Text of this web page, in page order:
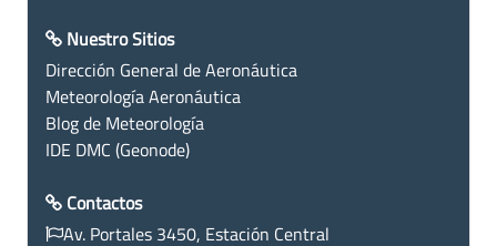
Nuestro Sitios
Dirección General de Aeronáutica
Meteorología Aeronáutica
Blog de Meteorología
IDE DMC (Geonode)
Contactos
Av. Portales 3450, Estación Central